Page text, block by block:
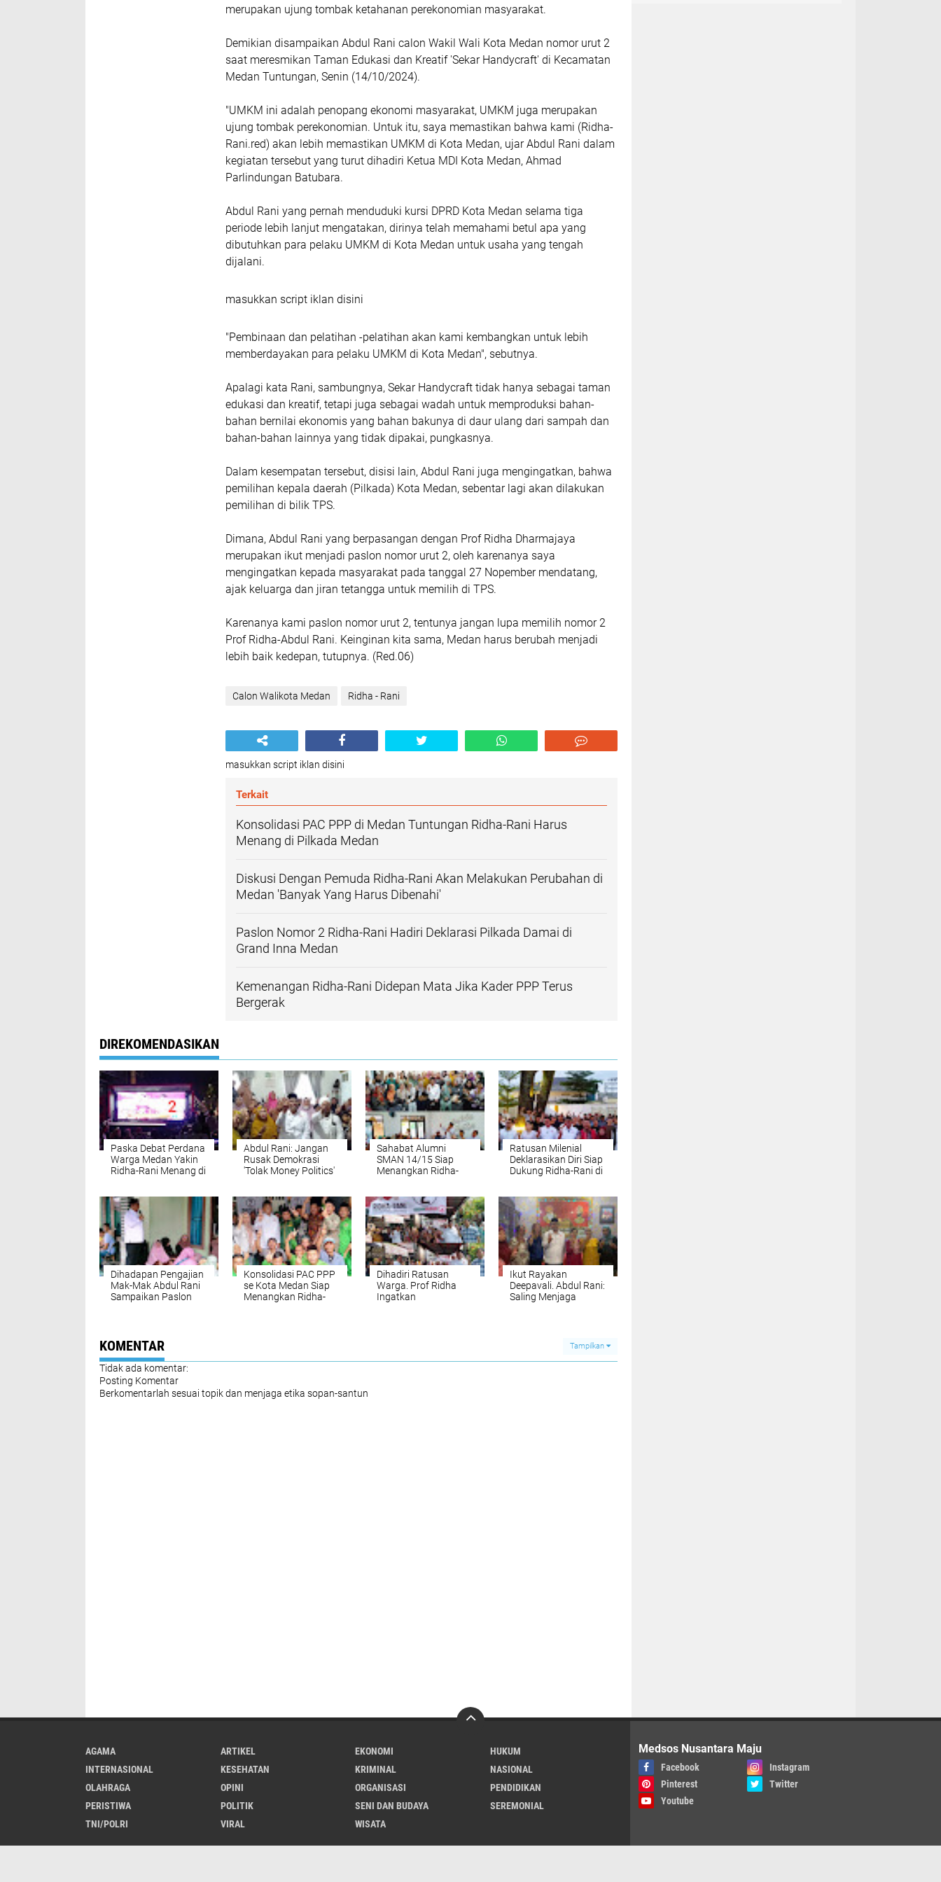
merupakan ujung tombak ketahanan perekonomian masyarakat.
Demikian disampaikan Abdul Rani calon Wakil Wali Kota Medan nomor urut 2
saat meresmikan Taman Edukasi dan Kreatif 'Sekar Handycraft' di Kecamatan
Medan Tuntungan, Senin (14/10/2024).
"UMKM ini adalah penopang ekonomi masyarakat, UMKM juga merupakan
ujung tombak perekonomian. Untuk itu, saya memastikan bahwa kami (Ridha-
Rani.red) akan lebih memastikan UMKM di Kota Medan, ujar Abdul Rani dalam
kegiatan tersebut yang turut dihadiri Ketua MDI Kota Medan, Ahmad
Parlindungan Batubara.
Abdul Rani yang pernah menduduki kursi DPRD Kota Medan selama tiga
periode lebih lanjut mengatakan, dirinya telah memahami betul apa yang
dibutuhkan para pelaku UMKM di Kota Medan untuk usaha yang tengah
dijalani.
masukkan script iklan disini
"Pembinaan dan pelatihan -pelatihan akan kami kembangkan untuk lebih
memberdayakan para pelaku UMKM di Kota Medan", sebutnya.
Apalagi kata Rani, sambungnya, Sekar Handycraft tidak hanya sebagai taman
edukasi dan kreatif, tetapi juga sebagai wadah untuk memproduksi bahan-
bahan bernilai ekonomis yang bahan bakunya di daur ulang dari sampah dan
bahan-bahan lainnya yang tidak dipakai, pungkasnya.
Dalam kesempatan tersebut, disisi lain, Abdul Rani juga mengingatkan, bahwa
pemilihan kepala daerah (Pilkada) Kota Medan, sebentar lagi akan dilakukan
pemilihan di bilik TPS.
Dimana, Abdul Rani yang berpasangan dengan Prof Ridha Dharmajaya
merupakan ikut menjadi paslon nomor urut 2, oleh karenanya saya
mengingatkan kepada masyarakat pada tanggal 27 Nopember mendatang,
ajak keluarga dan jiran tetangga untuk memilih di TPS.
Karenanya kami paslon nomor urut 2, tentunya jangan lupa memilih nomor 2
Prof Ridha-Abdul Rani. Keinginan kita sama, Medan harus berubah menjadi
lebih baik kedepan, tutupnya. (Red.06)
Calon Walikota Medan Ridha - Rani
masukkan script iklan disini
Terkait
Konsolidasi PAC PPP di Medan Tuntungan Ridha-Rani Harus
Menang di Pilkada Medan
Diskusi Dengan Pemuda Ridha-Rani Akan Melakukan Perubahan di
Medan 'Banyak Yang Harus Dibenahi'
Paslon Nomor 2 Ridha-Rani Hadiri Deklarasi Pilkada Damai di
Grand Inna Medan
Kemenangan Ridha-Rani Didepan Mata Jika Kader PPP Terus
Bergerak
DIREKOMENDASIKAN
Paska Debat Perdana
Warga Medan Yakin
Ridha-Rani Menang di
Abdul Rani: Jangan
Rusak Demokrasi
'Tolak Money Politics'
Sahabat Alumni
SMAN 14/15 Siap
Menangkan Ridha-
Ratusan Milenial
Deklarasikan Diri Siap
Dukung Ridha-Rani di
Dihadapan Pengajian
Mak-Mak Abdul Rani
Sampaikan Paslon
Konsolidasi PAC PPP
se Kota Medan Siap
Menangkan Ridha-
Dihadiri Ratusan
Warga. Prof Ridha
Ingatkan
Ikut Rayakan
Deepavali. Abdul Rani:
Saling Menjaga
KOMENTAR Tampilkan
Tidak ada komentar:
Posting Komentar
Berkomentarlah sesuai topik dan menjaga etika sopan-santun
AGAMA ARTIKEL EKONOMI
HUKUM
INTERNASIONAL
KESEHATAN KRIMINAL
NASIONAL
OLAHRAGA
OPINI ORGANISASI
PENDIDIKAN
PERISTIWA
POLITIK SENI DAN BUDAYA
SEREMONIAL
TNI/POLRI
VIRAL WISATA
Medsos Nusantara Maju
Facebook
Instagram
Pinterest
Twitter
Youtube